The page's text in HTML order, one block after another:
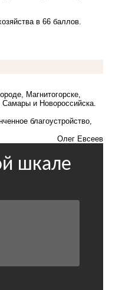
в 66 баллов.
Магнитогорске,
и Новороссийска.
благоустройство,
Олег Евсеев